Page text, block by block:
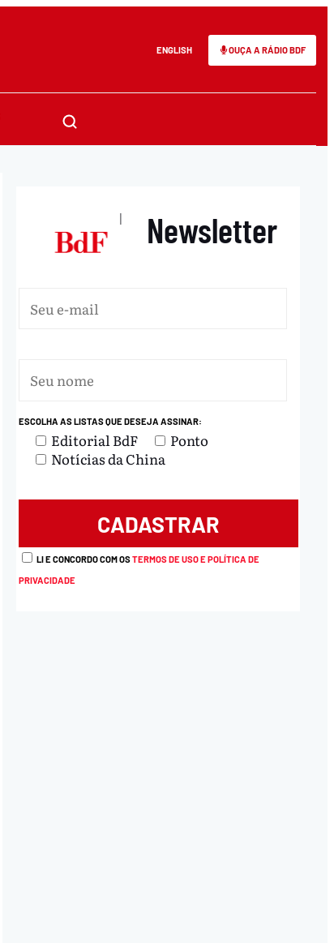
ENGLISH OUÇA A RÁDIO BDF
| Newsletter
ESCOLHA AS LISTAS QUE DESEJA ASSINAR:
Editorial BdF
Ponto
Notícias da China
LI E CONCORDO COM OSTERMOS DE USO E POLÍTICA DE
PRIVACIDADE